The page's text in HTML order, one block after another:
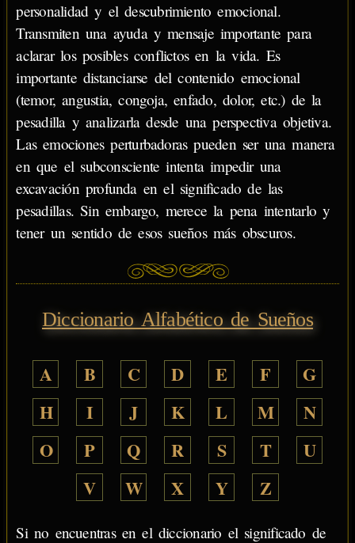
personalidad y el descubrimiento emocional.
Transmiten una ayuda y mensaje importante para
aclarar los posibles conflictos en la vida. Es
importante distanciarse del contenido emocional
(temor, angustia, congoja, enfado, dolor, etc.) de la
pesadilla y analizarla desde una perspectiva objetiva.
Las emociones perturbadoras pueden ser una manera
en que el subconsciente intenta impedir una
excavación profunda en el significado de las
pesadillas. Sin embargo, merece la pena intentarlo y
tener un sentido de esos sueños más obscuros.
Diccionario Alfabético de Sueños
A B C D E F
G
H
I J K L M
N
O
P Q R S T
U
V
W X Y Z
Si no encuentras en el diccionario el significado de